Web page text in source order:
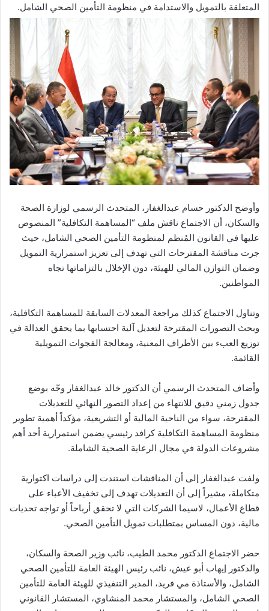
المتعلقة بالتمويل والاستدامة في منظومة التأمين الصحي الشامل.
وأوضح الدكتور حسام عبدالغفار، المتحدث الرسمي لوزارة الصحة
والسكان، أن الاجتماع ناقش ملف “المساهمة التكافلية” المنصوص
عليها في القانون المُنظم لمنظومة التأمين الصحي الشامل، حيث
جرت مناقشة المقترحات التي تهدف إلى تعزيز استمرارية التمويل
وضمان التوازن المالي للهيئة، دون الإخلال بالتزاماتها تجاه
المواطنين.
وتناول الاجتماع كذلك مراجعة المعدلات السابقة للمساهمة التكافلية،
وبحث التصورات المقترحة لتعديل آلية احتسابها بما يحقق العدالة في
توزيع العبء بين الأطراف المعنية، ومعالجة الفجوات التمويلية
القائمة.
وأضاف المتحدث الرسمي أن الدكتور خالد عبدالغفار وجّه بوضع
جدول زمني دقيق للانتهاء من إعداد التصور النهائي للتعديلات
المقترحة، سواء من الناحية المالية أو التشريعية، مؤكداً أهمية تطوير
منظومة المساهمة التكافلية كرافد رئيسي يضمن استمرارية أحد أهم
مشروعات الدولة في مجال الرعاية الصحية الشاملة.
ولفت عبدالغفار إلى أن المناقشات استندت إلى دراسات اكتوارية
متكاملة، مشيراً إلى أن التعديلات تهدف إلى تخفيف الأعباء على
قطاع الأعمال، لاسيما الشركات التي لا تحقق أرباحاً أو تواجه تحديات
مالية، دون المساس بمتطلبات تمويل التأمين الصحي.
حضر الاجتماع الدكتور محمد الطيب، نائب وزير الصحة والسكان،
والدكتور إيهاب أبو عيش، نائب رئيس الهيئة العامة للتأمين الصحي
الشامل، والأستاذة مي فريد، المدير التنفيذي للهيئة العامة للتأمين
الصحي الشامل، والمستشار محمد المنشاوي، المستشار القانوني